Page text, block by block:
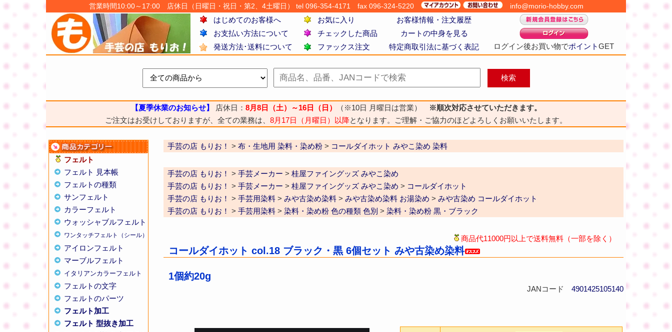
営業時間10:00～17:00 店休日（日曜日・祝日・第2、4土曜日） tel 096-354-4171 fax 096-324-5220 info@morio-hobby.com
はじめてのお客様へ お気に入り お客様情報・注文履歴
ログイン後お買い物でポイントGET
お支払い方法について チェックした商品
カートの中身を見る
発送方法･送料について
ファックス注文 特定商取引法に基づく表記
【夏季休業のお知らせ】 店休日： 8月8日（土）～16日（日） （※10日 月曜日は営業）
※順次対応させていただきます。
ご注文はお受けしておりますが、全ての業務は、 8月17日（月曜日）以降となります。ご理解・ご協力のほどよろしくお願いいたします。
フェルト
フェルト 見本帳
フェルトの種類
サンフェルト
カラーフェルト
ウォッシャブルフェルト
ワンタッチフェルト（シール）
アイロンフェルト
マーブルフェルト
イタリアンカラーフェルト
フェルトの文字
フェルトのパーツ
フェルト加工
フェルト 型抜き加工
手芸の店 もりお！ > 布・生地用 染料・染め粉 > コールダイホット みやこ染め 染料
手芸の店 もりお！ > 手芸メーカー > 桂屋ファイングッズ みやこ染め
手芸の店 もりお！ > 手芸メーカー > 桂屋ファイングッズ みやこ染め > コールダイホット
手芸の店 もりお！ > 手芸用染料 > みや古染め染料 > みや古染め染料 お湯染め > みや古染め コールダイホット
手芸の店 もりお！ > 手芸用染料 > 染料・染め粉 色の種類 色別 > 染料・染め粉 黒・ブラック
商品代11000円以上で送料無料（一部を除く）
コールダイホット col.18 ブラック・黒 6個セット みや古染め染料
1個約20g
JANコード 4901425105140